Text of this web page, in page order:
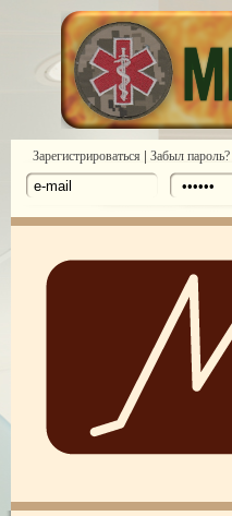
Зарегистрироваться | Забыл пароль?
Законодательство:
Законодательство:
Законодательство: